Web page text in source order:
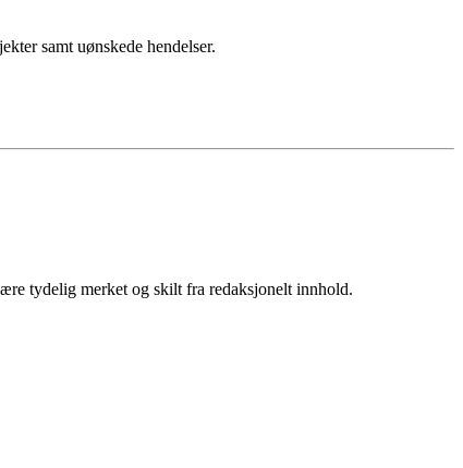
samt uønskede hendelser.
tydelig merket og skilt fra redaksjonelt innhold.